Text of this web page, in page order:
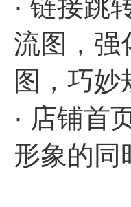
· 链接跳
流图，强
图，巧
· 店铺首
形象的同